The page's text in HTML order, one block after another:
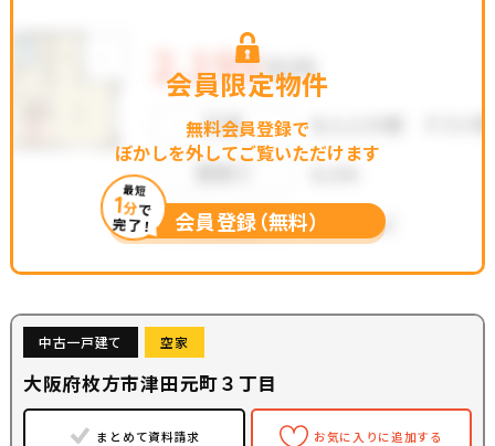
会員限定物件
無料会員登録で
ぼかしを外してご覧いただけます
最短
1分で
完了！ 会員登録（無料）
中古一戸建て 空家
大阪府枚方市津田元町３丁目
まとめて資料請求 お気に入りに追加する